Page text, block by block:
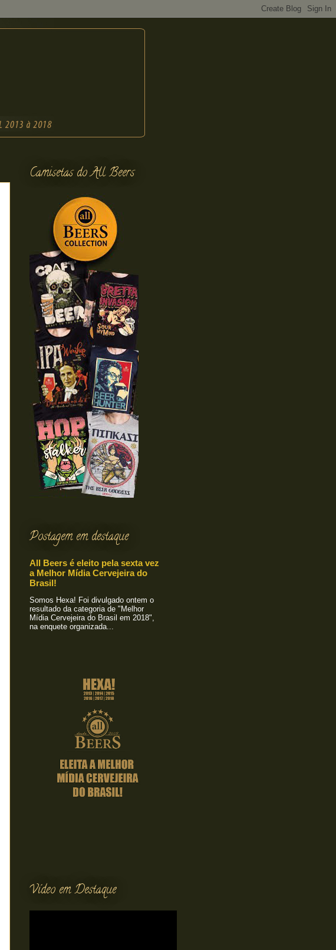
Camisetas do All Beers
Postagem em destaque
All Beers é eleito pela sexta vez
a Melhor Mídia Cervejeira do
Brasil!
Somos Hexa! Foi divulgado ontem o
resultado da categoria de "Melhor
Mídia Cervejeira do Brasil em 2018",
na enquete organizada...
Vídeo em Destaque